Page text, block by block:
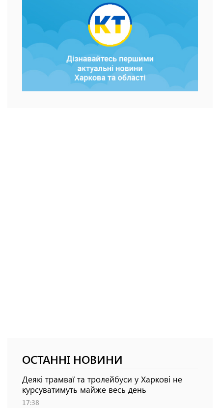
ОСТАННІ НОВИНИ
Деякі трамваї та тролейбуси у Харкові не
курсуватимуть майже весь день
17:38